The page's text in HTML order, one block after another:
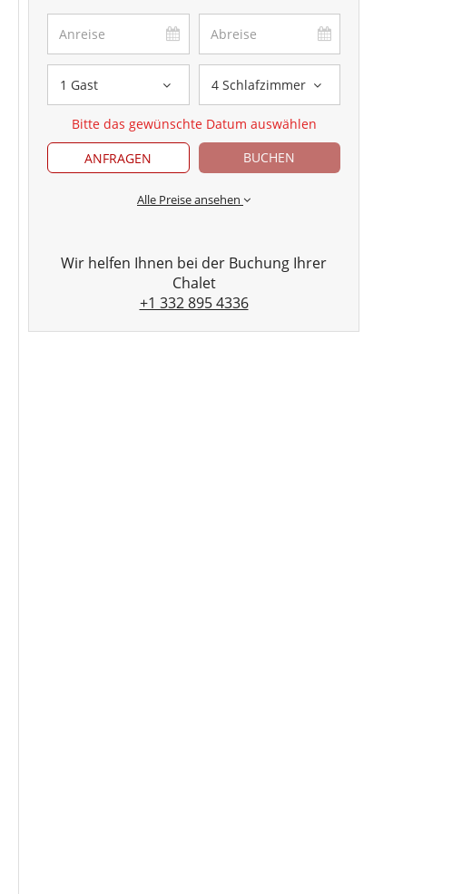
1 Gast 4 Schlafzimmer
Bitte das gewünschte Datum auswählen
ANFRAGEN
BUCHEN
Alle Preise ansehen
Wir helfen Ihnen bei der Buchung Ihrer
Chalet
+1 332 895 4336